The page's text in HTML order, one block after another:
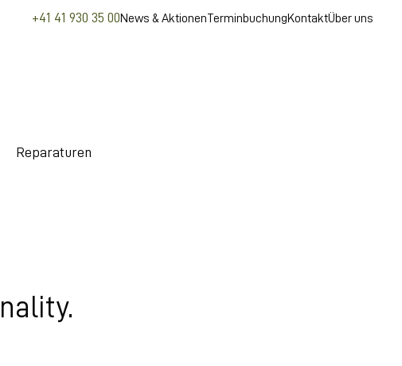
+41 41 930 35 00News & AktionenTerminbuchungKontaktÜber uns
Reparaturen